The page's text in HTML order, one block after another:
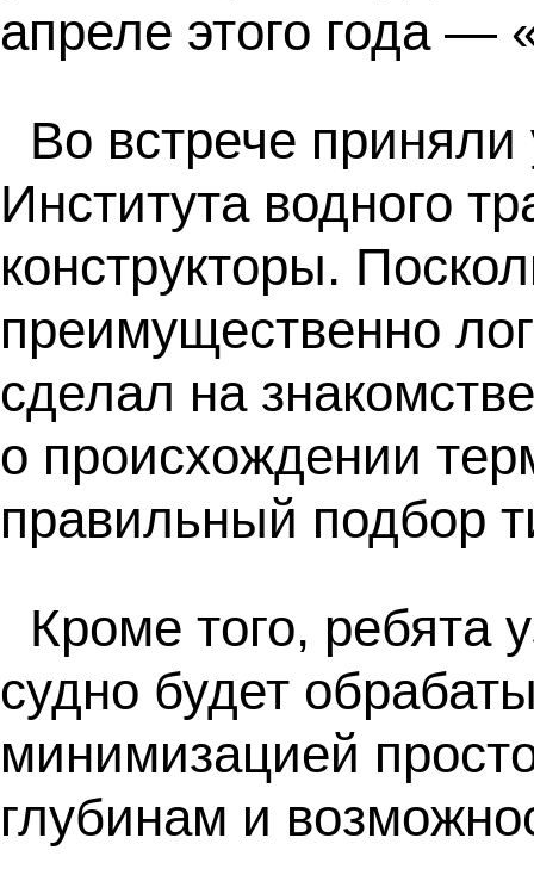
апреле этого года —
Во встрече приняли
Института водного
конструкторы.
преимущественно
сделал на
о происхождении
правильный подбор
Кроме того, ребята
судно будет
минимизацией
глубинам и